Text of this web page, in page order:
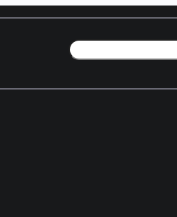
Поиск